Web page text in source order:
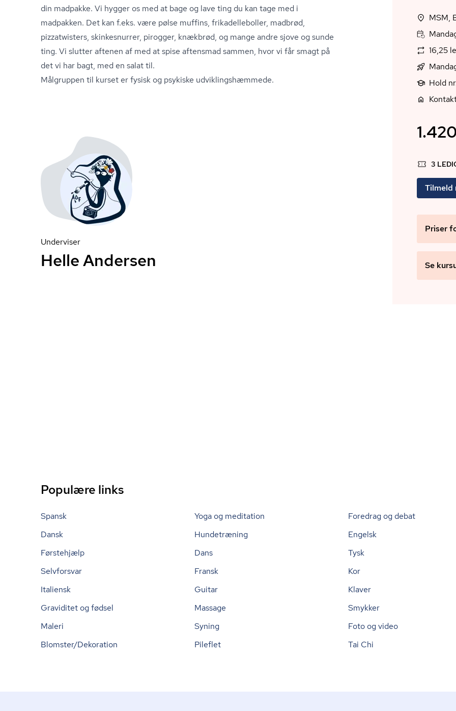
din madpakke. Vi hygger os med at bage og lave ting du kan tage med i
madpakken. Det kan f.eks. være pølse muffins, fri­ka­del­le­bol­ler, madbrød,
pizzatwisters, skinkesnurrer, pirogger, knækbrød, og mange andre sjove og sunde
ting. Vi slutter aftenen af med at spise aftensmad sammen, hvor vi får smagt på
det vi har bagt, med en salat til.
Målgruppen til kurset er fysisk og psykiske ud­vik­lings­hæm­me­de.
16,25
Hold
3
Tilmeld
Priser
Se
Underviser
Helle Andersen
Populære links
Spansk Yoga og meditation Foredrag og debat
Dansk
Hundetræning Engelsk
Førstehjælp
Dans Tysk
Selvforsvar
Fransk Kor
Italiensk
Guitar Klaver
Graviditet og fødsel
Massage Smykker
Maleri
Syning Foto og video
Blomster/Dekoration
Pileflet Tai Chi